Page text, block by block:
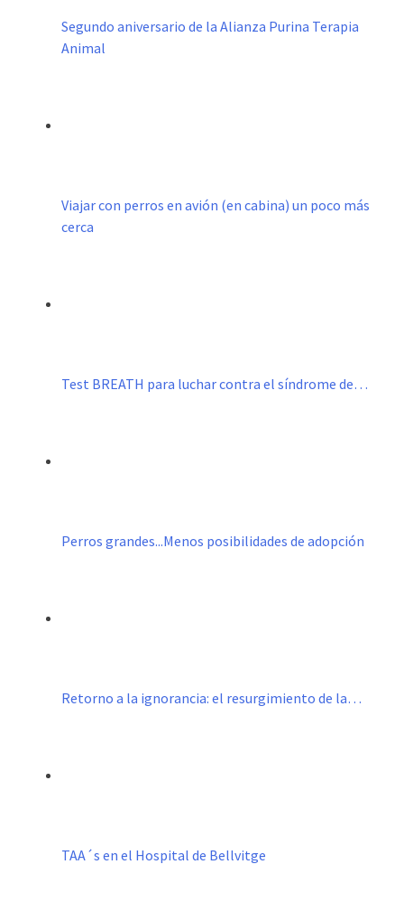
Segundo aniversario de la Alianza Purina Terapia
Animal
Viajar con perros en avión (en cabina) un poco más
cerca
Test BREATH para luchar contra el síndrome de…
Perros grandes...Menos posibilidades de adopción
Retorno a la ignorancia: el resurgimiento de la…
TAA´s en el Hospital de Bellvitge